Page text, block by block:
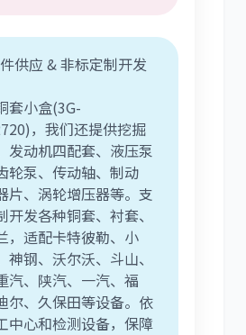
供应 & 非标定制开发
套小盒(3G-
，我们还提供挖掘
发动机四配套、液压泵
轮泵、传动轴、制动
片、涡轮增压器等。支
开发各种铜套、衬套、
，适配卡特彼勒、小
神钢、沃尔沃、斗山、
汽、陕汽、一汽、福
尔、久保田等设备。依
中心和检测设备，保障